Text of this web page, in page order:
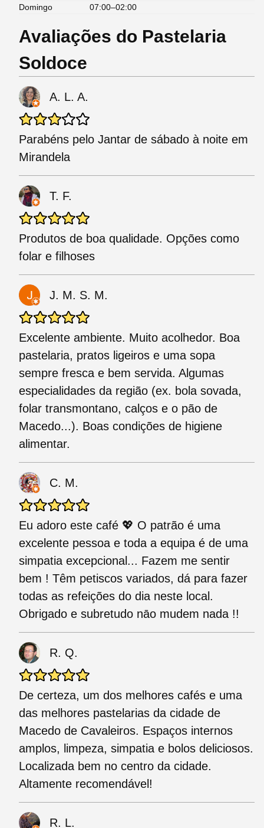
Domingo
07:00–02:00
Avaliações do Pastelaria
Soldoce
A. L. A.
Parabéns pelo Jantar de sábado à noite em
Mirandela
T. F.
Produtos de boa qualidade. Opções como
folar e filhoses
J. M. S. M.
Excelente ambiente. Muito acolhedor. Boa
pastelaria, pratos ligeiros e uma sopa
sempre fresca e bem servida. Algumas
especialidades da região (ex. bola sovada,
folar transmontano, calços e o pão de
Macedo...). Boas condições de higiene
alimentar.
C. M.
Eu adoro este café 💖 O patrão é uma
excelente pessoa e toda a equipa é de uma
simpatia excepcional... Fazem me sentir
bem ! Têm petiscos variados, dá para fazer
todas as refeições do dia neste local.
Obrigado e subretudo nāo mudem nada !!
R. Q.
De certeza, um dos melhores cafés e uma
das melhores pastelarias da cidade de
Macedo de Cavaleiros. Espaços internos
amplos, limpeza, simpatia e bolos deliciosos.
Localizada bem no centro da cidade.
Altamente recomendável!
R. L.